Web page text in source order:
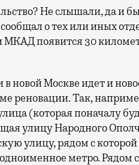
Не слышали, да и
о тех или иных
МКАД появится 30
новой Москве идет и
реновации. Так,
(которая поначалу
улицу Народного
улицу, рядом с
метро. Рядом с